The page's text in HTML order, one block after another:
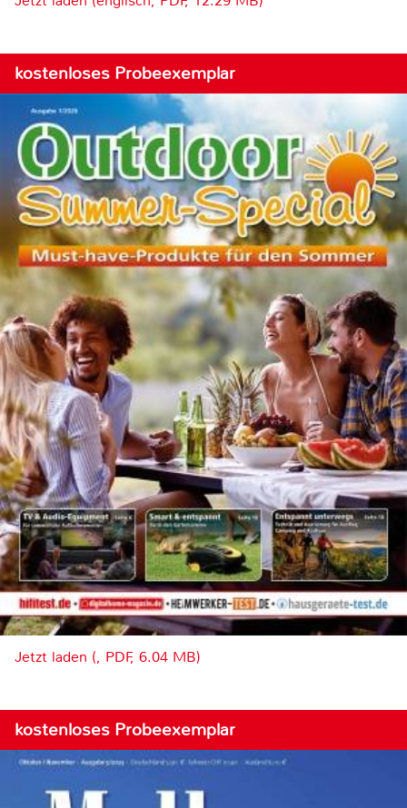
kostenloses Probeexemplar
Jetzt laden (, PDF, 6.04 MB)
kostenloses Probeexemplar